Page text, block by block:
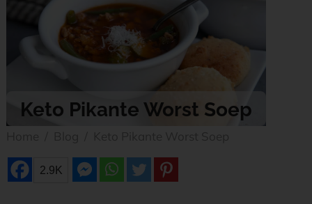
Keto Pikante Worst Soep
2.9K